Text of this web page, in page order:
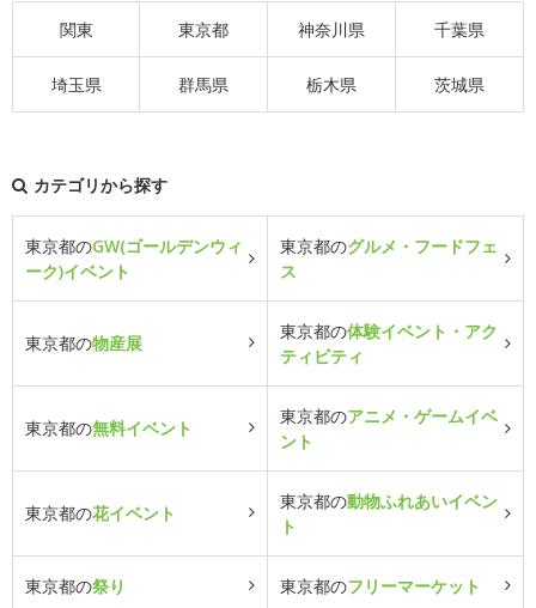
関東 東京都 神奈川県 千葉県
埼玉県 群馬県 栃木県 茨城県
カテゴリから探す
東京都のGW(ゴールデンウィ
ーク)イベント
東京都のグルメ・フードフェ
ス
東京都の物産展
東京都の体験イベント・アク
ティビティ
東京都の無料イベント
東京都のアニメ・ゲームイベ
ント
東京都の花イベント
東京都の動物ふれあいイベン
ト
東京都の祭り 東京都のフリーマーケット